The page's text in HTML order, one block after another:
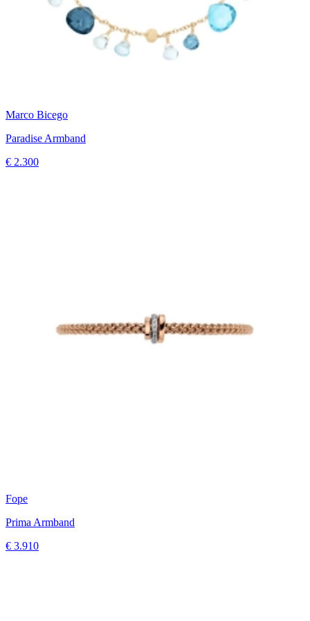
Marco Bicego
Paradise Armband
€ 2.300
Fope
Prima Armband
€ 3.910